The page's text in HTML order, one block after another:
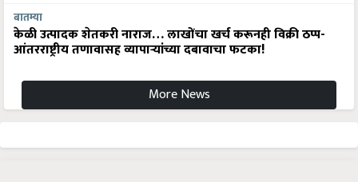
बातम्या
केळी उत्पादक शेतकरी नाराज… लाखोंचा खर्च करूनही विक्री ठप्प-
आंतरराष्ट्रीय तणावासह व्यापाऱ्यांच्या दबावाचा फटका!
More News